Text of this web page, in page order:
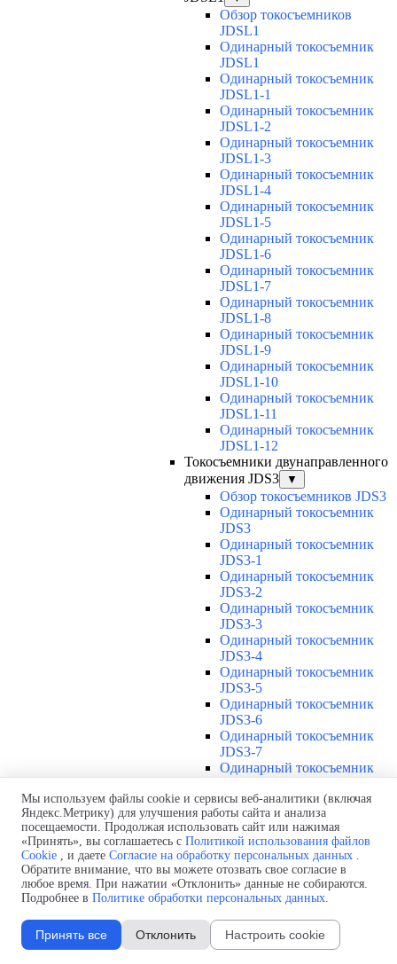
Обзор токосъемников
JDSL1
Одинарный токосъемник
JDSL1
Одинарный токосъемник
JDSL1-1
Одинарный токосъемник
JDSL1-2
Одинарный токосъемник
JDSL1-3
Одинарный токосъемник
JDSL1-4
Одинарный токосъемник
JDSL1-5
Одинарный токосъемник
JDSL1-6
Одинарный токосъемник
JDSL1-7
Одинарный токосъемник
JDSL1-8
Одинарный токосъемник
JDSL1-9
Одинарный токосъемник
JDSL1-10
Одинарный токосъемник
JDSL1-11
Одинарный токосъемник
JDSL1-12
Токосъемники двунаправленного
движения JDS3
▼
Обзор токосъемников JDS3
Одинарный токосъемник
JDS3
Одинарный токосъемник
JDS3-1
Одинарный токосъемник
JDS3-2
Одинарный токосъемник
JDS3-3
Одинарный токосъемник
JDS3-4
Одинарный токосъемник
JDS3-5
Одинарный токосъемник
JDS3-6
Одинарный токосъемник
JDS3-7
Одинарный токосъемник
Одинарный токосъемник
JDS3-9
Одинарный токосъемник
JDS3-10
Одинарный токосъемник
JDS3-11
Одинарный токосъемник
Соединения U12
Защитная оболочка для
Мы используем файлы cookie и сервисы веб-аналитики (включая
Яндекс.Метрику) для улучшения работы сайта и анализа
посещаемости. Продолжая использовать сайт или нажимая
«Принять», вы соглашаетесь с Политикой использования файлов
Cookie , и даете Согласие на обработку персональных данных .
Обратите внимание, что вы можете отозвать свое согласие в
любое время. При нажатии «Отклонить» данные не собираются.
Подробнее в Политике обработки персональных данных.
Принять все Отклонить Настроить cookie